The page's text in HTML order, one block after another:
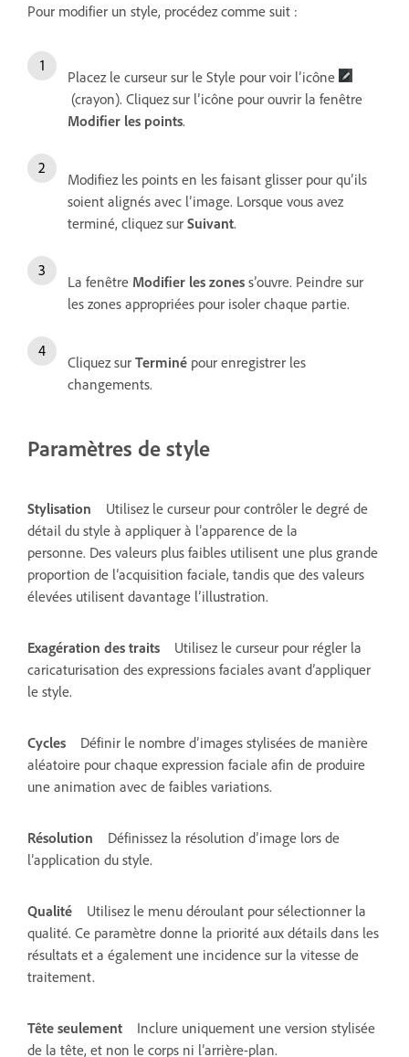
Pour modifier un style, procédez comme suit :
Placez le curseur sur le Style pour voir l’icône
(crayon). Cliquez sur l’icône pour ouvrir la fenêtre
Modifier les points.
Modifiez les points en les faisant glisser pour qu’ils
soient alignés avec l’image. Lorsque vous avez
terminé, cliquez sur Suivant.
La fenêtre Modifier les zones s’ouvre. Peindre sur
les zones appropriées pour isoler chaque partie.
Cliquez sur Terminé pour enregistrer les
changements.
Paramètres de style
Stylisation
Utilisez le curseur pour contrôler le degré de
détail du style à appliquer à l’apparence de la
personne. Des valeurs plus faibles utilisent une plus grande
proportion de l’acquisition faciale, tandis que des valeurs
élevées utilisent davantage l’illustration.
Exagération des traits
Utilisez le curseur pour régler la
caricaturisation des expressions faciales avant d’appliquer
le style.
Cycles
Définir le nombre d’images stylisées de manière
aléatoire pour chaque expression faciale afin de produire
une animation avec de faibles variations.
Résolution
Définissez la résolution d’image lors de
l’application du style.
Qualité
Utilisez le menu déroulant pour sélectionner la
qualité. Ce paramètre donne la priorité aux détails dans les
résultats et a également une incidence sur la vitesse de
traitement.
Tête seulement
Inclure uniquement une version stylisée
de la tête, et non le corps ni l’arrière-plan.